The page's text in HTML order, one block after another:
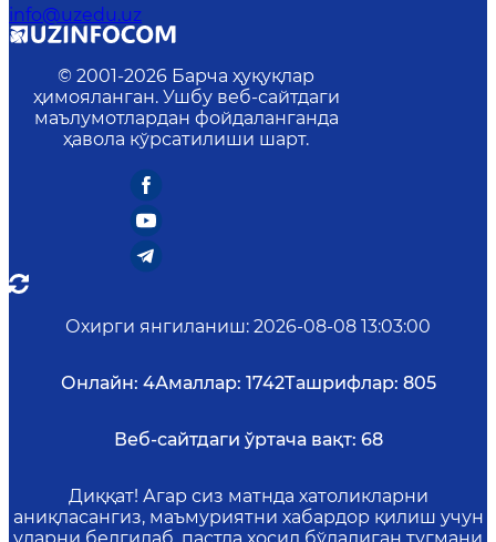
info@uzedu.uz
© 2001-2026 Барча ҳуқуқлар
ҳимояланган. Ушбу веб-сайтдаги
маълумотлардан фойдаланганда
ҳавола кўрсатилиши шарт.
Охирги янгиланиш: 2026-08-08 13:03:00
Онлайн: 4Амаллар: 1742Ташрифлар: 805
Веб-сайтдаги ўртача вақт: 68
Диққат! Агар сиз матнда хатоликларни
аниқласангиз, маъмуриятни хабардор қилиш учун